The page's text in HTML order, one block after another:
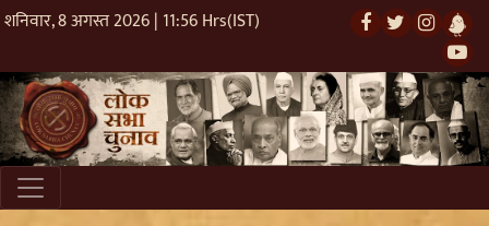
शनिवार, 8 अगस्त 2026 | 11:56 Hrs(IST)